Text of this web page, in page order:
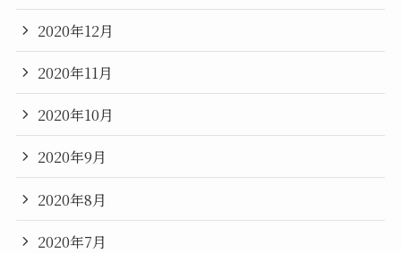
2020年12月
2020年11月
2020年10月
2020年9月
2020年8月
2020年7月